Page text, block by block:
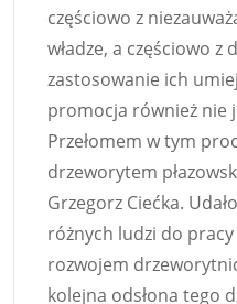
częściowo z
władze, a częściowo z
zastosowanie ich
promocja również nie
Przełomem w tym
drzeworytem
Grzegorz Ciećka.
różnych ludzi do
rozwojem
kolejna odsłona tego